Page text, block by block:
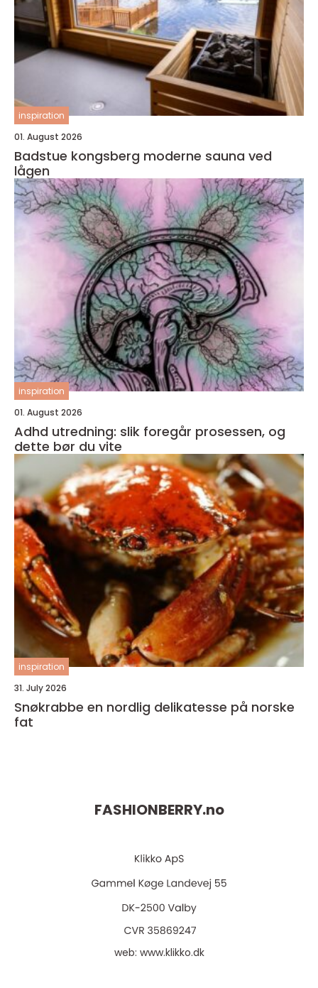
inspiration
01. August 2026
Badstue kongsberg moderne sauna ved
lågen
inspiration
01. August 2026
Adhd utredning: slik foregår prosessen, og
dette bør du vite
inspiration
31. July 2026
Snøkrabbe en nordlig delikatesse på norske
fat
FASHIONBERRY.no
web: www.klikko.dk